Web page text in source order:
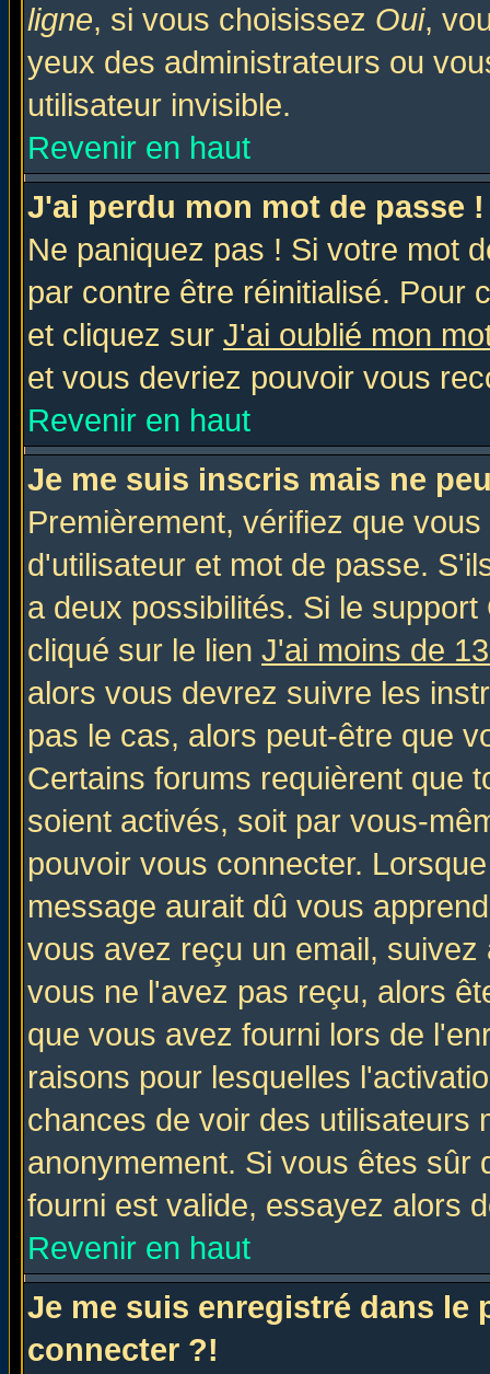
ligne, si vous choisissez Oui,
yeux des administrateurs ou
utilisateur invisible.
Revenir en haut
J'ai perdu mon mot de passe !
Ne paniquez pas ! Si votre mot
par contre être réinitialisé. Pour
et cliquez sur J'ai oublié mon
et vous devriez pouvoir vous
Revenir en haut
Je me suis inscris mais ne
Premièrement, vérifiez que
d'utilisateur et mot de passe.
a deux possibilités. Si le
cliqué sur le lien J'ai moins de
alors vous devrez suivre les
pas le cas, alors peut-être que
Certains forums requièrent que
soient activés, soit par vous-
pouvoir vous connecter.
message aurait dû vous
vous avez reçu un email,
vous ne l'avez pas reçu, alors
que vous avez fourni lors de
raisons pour lesquelles
chances de voir des utilisateurs
anonymement. Si vous êtes sûr
fourni est valide, essayez alors
Revenir en haut
Je me suis enregistré dans le
connecter ?!